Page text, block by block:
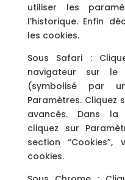
utiliser les
l’historique. Enfin
les cookies.
Sous Safari :
navigateur sur le
(symbolisé par
Paramètres. Cliquez
avancés. Dans la
cliquez sur
section
cookies.